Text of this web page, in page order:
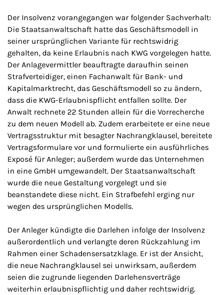
Der Insolvenz vorangegangen war folgender Sachverhalt:
Die Staatsanwaltschaft hatte das Geschäftsmodell in
seiner ursprünglichen Variante für rechtswidrig
gehalten, da keine Erlaubnis nach KWG vorgelegen hatte.
Der Anlagevermittler beauftragte daraufhin seinen
Strafverteidiger, einen Fachanwalt für Bank- und
Kapitalmarktrecht, das Geschäftsmodell so zu ändern,
dass die KWG-Erlaubnispflicht entfallen sollte. Der
Anwalt rechnete 22 Stunden allein für die Vorrecherche
zu dem neuen Modell ab. Zudem erarbeitete er eine neue
Vertragsstruktur mit besagter Nachrangklausel, bereitete
Vertragsformulare vor und formulierte ein ausführliches
Exposé für Anleger; außerdem wurde das Unternehmen
in eine GmbH umgewandelt. Der Staatsanwaltschaft
wurde die neue Gestaltung vorgelegt und sie
beanstandete diese nicht. Ein Strafbefehl erging nur
wegen des ursprünglichen Modells.
Der Anleger kündigte die Darlehen infolge der Insolvenz
außerordentlich und verlangte deren Rückzahlung im
Rahmen einer Schadensersatzklage. Er ist der Ansicht,
die neue Nachrangklausel sei unwirksam, außerdem
seien die zugrunde liegenden Darlehensverträge
weiterhin erlaubnispflichtig und daher rechtswidrig.